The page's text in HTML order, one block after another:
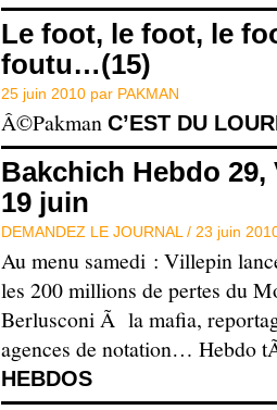
Le foot, le foot, le
foutu…(15)
25 juin 2010 par PAKMAN
Â©Pakman C’EST DU
Bakchich Hebdo 29,
19 juin
DEMANDEZ LE JOURNAL / 23 juin
Au menu samedi : Villepin
les 200 millions de pertes du
Berlusconi Ã la mafia,
agences de notation…
HEBDOS